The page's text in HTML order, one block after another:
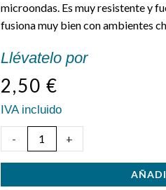
microondas. Es muy resistente y
fusiona muy bien con ambientes
Llévatelo por
2,50 €
IVA incluido
-
Square
+